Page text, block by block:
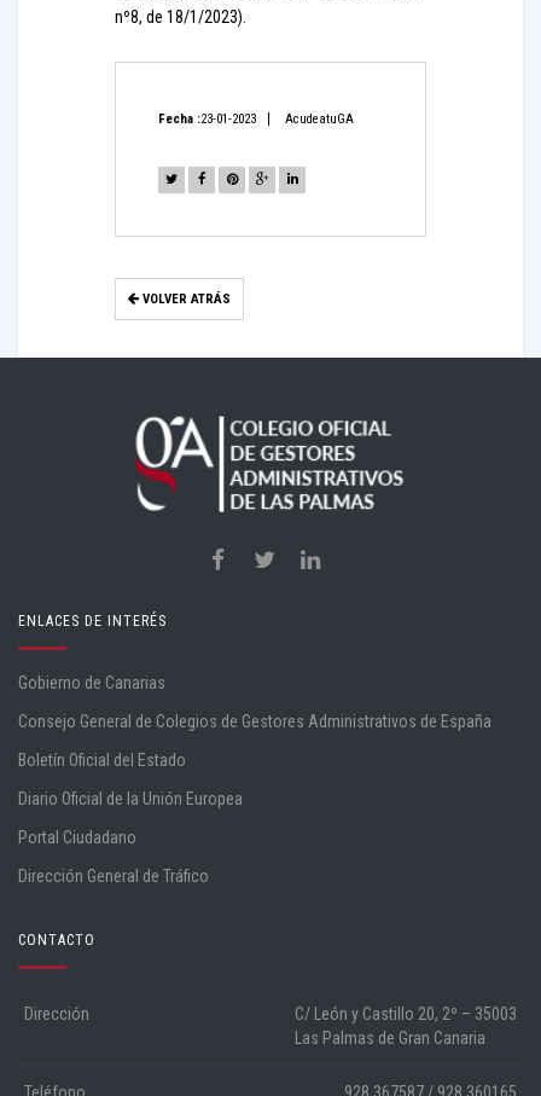
nº8, de 18/1/2023).
Fecha :23-01-2023 AcudeatuGA
VOLVER ATRÁS
ENLACES DE INTERÉS
Gobierno de Canarias
Consejo General de Colegios de Gestores Administrativos de España
Boletín Oficial del Estado
Diario Oficial de la Unión Europea
Portal Ciudadano
Dirección General de Tráfico
CONTACTO
Dirección
C/ León y Castillo 20, 2º – 35003
Las Palmas de Gran Canaria
Teléfono 928 367587 / 928 360165